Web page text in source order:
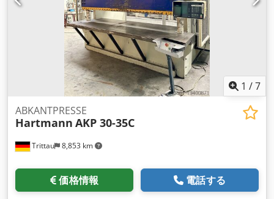
1 /7
Trittau 8,853 km
ABKANTPRESSE
Hartmann AKP 30-35C
価格情報 電話する